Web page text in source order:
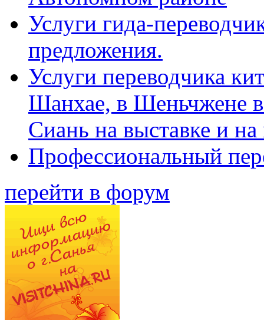
Услуги гида-
предложения.
Услуги переводчика
Шанхае, в Шеньчжене
Сиань на выставке и
Профессиональный
перейти в форум